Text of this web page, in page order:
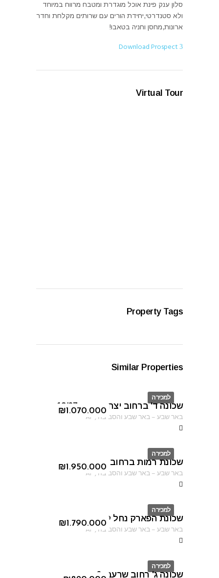
סלון ענק פינת אוכל מוגדרת ומטבח מרווח במיוחד
ולא סטנדרטי,יחידת הורים עם שרותים מקלחת וחדר
ארונות,מחסן וחניה בטאבו!
Download Prospect
Virtual Tour
Property Tags
Similar Properties
למכירה
ID
₪1.070.000
שכונה ד' ברחוב יצחק אבינו 13/67
באר שבע–באר שבע והסביבה ,
AF
למכירה
ID
₪1.950.000
שכונת רמות ברחוב האנדרטה
באר שבע–באר שבע והסביבה ,
AF
למכירה
ID
₪1.790.000
שכונת הפארק נחל קדרון
באר שבע–באר שבע והסביבה ,
AF
למכירה
שכונה ג' רחוב שרעבי 6